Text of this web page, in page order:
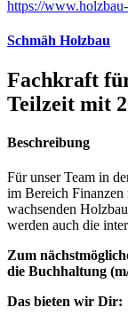
https://
Schmäh Holzbau
Fachkraft
Teilzeit mit
Beschreibung
Für unser Team in
im Bereich
wachsenden
werden auch die
Zum
die Buchhaltung
Das bieten wir Dir: